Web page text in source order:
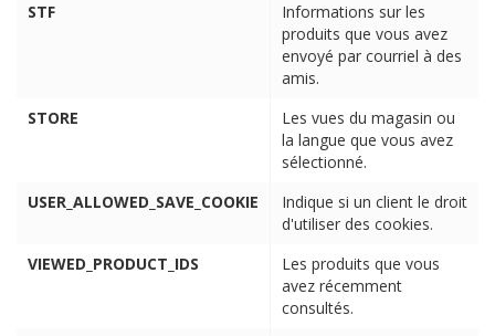
STF
Informations sur les
produits que vous avez
envoyé par courriel à des
amis.
STORE
Les vues du magasin ou
la langue que vous avez
sélectionné.
USER_ALLOWED_SAVE_COOKIE
Indique si un client le droit
d'utiliser des cookies.
VIEWED_PRODUCT_IDS
Les produits que vous
avez récemment
consultés.